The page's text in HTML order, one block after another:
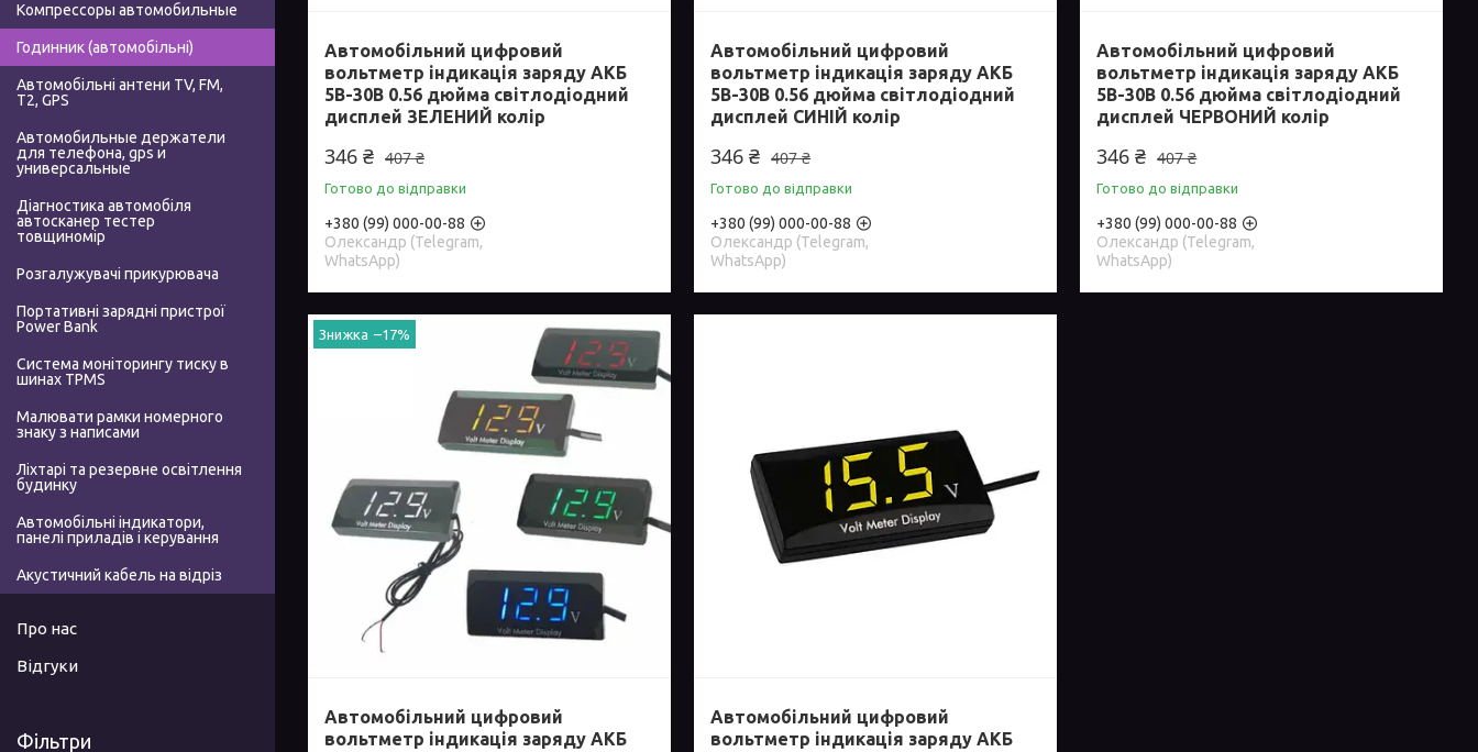
Автомобільний цифровий
вольтметр індикація заряду АКБ
5В-30В 0.56 дюйма світлодіодний
дисплей ЗЕЛЕНИЙ колір
407 ₴
346 ₴
Готово до відправки
+380 (99) 000-00-88
Олександр (Telegram,
WhatsApp)
Автомобільний цифровий
вольтметр індикація заряду АКБ
5В-30В 0.56 дюйма світлодіодний
дисплей СИНІЙ колір
407 ₴
346 ₴
Готово до відправки
+380 (99) 000-00-88
Олександр (Telegram,
WhatsApp)
Автомобільний цифровий
вольтметр індикація заряду АКБ
5В-30В 0.56 дюйма світлодіодний
дисплей ЧЕРВОНИЙ колір
407 ₴
346 ₴
Готово до відправки
+380 (99) 000-00-88
Олександр (Telegram,
WhatsApp)
–17%
Автомобільний цифровий
вольтметр індикація заряду АКБ
Автомобільний цифровий
вольтметр індикація заряду АКБ
Компрессоры автомобильные
Годинник (автомобільні)
Автомобільні антени TV, FM,
T2, GPS
Автомобильные держатели
для телефона, gps и
универсальные
Діагностика автомобіля
автосканер тестер
товщиномір
Розгалужувачі прикурювача
Портативні зарядні пристрої
Power Bank
Система моніторингу тиску в
шинах TPMS
Малювати рамки номерного
знаку з написами
Ліхтарі та резервне освітлення
будинку
Автомобільні індикатори,
панелі приладів і керування
Акустичний кабель на відріз
Про нас
Відгуки
Фільтри